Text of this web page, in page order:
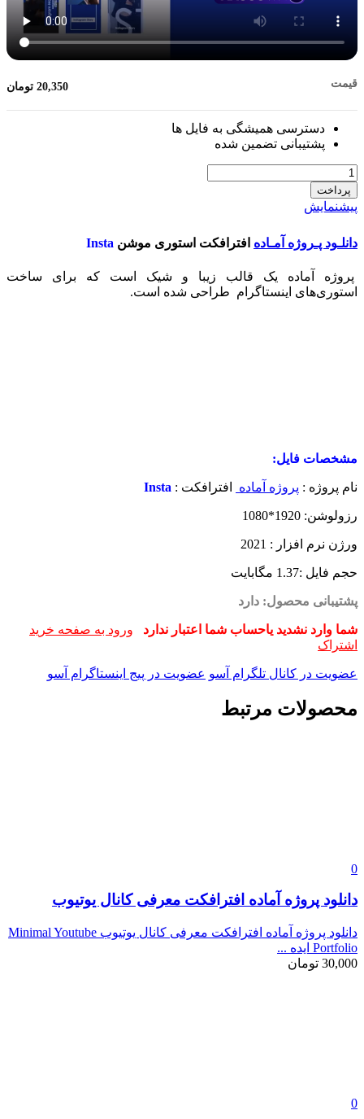
قیمت 20,350 تومان
دسترسی همیشگی به فایل ها
پشتیبانی تضمین شده
تعداد
پرداخت
پیشنمایش
دانلـود پـروژه آمـاده افترافکت استوری موشن Insta
پروژه آماده یک قالب زیبا و شیک است که برای ساخت
استوری‌های اینستاگرام طراحی شده است.
مشخصات فایل:
نام پروژه : پروژه آماده افترافکت : Insta
رزولوشن: 1920*1080
ورژن نرم افزار : 2021
حجم فایل :1.37 مگابایت
پشتیبانی محصول: دارد
شما وارد نشدید یاحساب شما اعتبار ندارد
ورود به صفحه خرید
اشتراک
عضویت در کانال تلگرام آسو عضویت در پیج اینستاگرام آسو
محصولات مرتبط
0
دانلود پروژه آماده افترافکت معرفی کانال یوتیوب
دانلود پروژه آماده افترافکت معرفی کانال یوتیوب Minimal Youtube
Portfolio ایده ...
30,000 تومان
0